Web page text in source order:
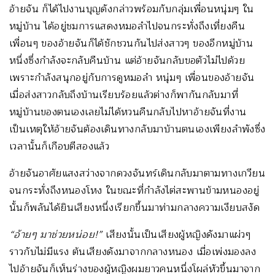
อ้ายจัน ก็ได้ไปงานบุญดังกล่าวพร้อมกับกลุ่มเพื่อนหนุ่มๆ ใน
หมู่บ้าน ได้อยู่ชมการแสดงหมอลำไปจนกระทั่งถึงเที่ยงคืน
เพื่อนๆ ของอ้ายจันก็ได้ชักชวนกันไปส่งสาวๆ ของอีกหมู่บ้าน
หนึ่งซึ่งกำลังจะกลับคืนบ้าน แต่อ้ายจันกลับขอตัวไม่ไปด้วย
เพราะกำลังสนุกอยู่กับการดูหมอลำ หนุ่มๆ เพื่อนของอ้ายจัน
เมื่อส่งสาวกลับถึงบ้านเรียบร้อยแล้วต่างก็พากันกลับมาที่
หมู่บ้านของตนเองเลยไม่ได้หวนคืนกลับไปหาอ้ายจันที่งาน
เป็นเหตุให้อ้ายจันต้องเดินทางกลับมาบ้านตนเองเพียงลำพังซึ่ง
เวลานั้นก็เกือบตีสองแล้ว
อ้ายจันอาศัยแสงสว่างจากดวงจันทร์เดินกลับมาตามทางเกวียน
จนกระทั่งถึงหนองโหง ในขณะที่กำลังไต่สะพานข้ามหนองอยู่
นั้นก็พลันได้ยินเสียงหนึ่งเรียกขึ้นมาท่ามกลางความเงียบสงัด
“อ้ายๆ มาช่วยหน่อย!”เสียงนั้นเป็นเสียงผู้หญิงดังมาแผ่วๆ
ราวกับไม่มีแรง ต้นเสียงดังมาจากกลางหนอง เมื่อเพ่งมองลง
ไปอ้ายจันก็เห็นร่างของผู้หญิงผมยาวคนหนึ่งโผล่หัวขึ้นมาจาก